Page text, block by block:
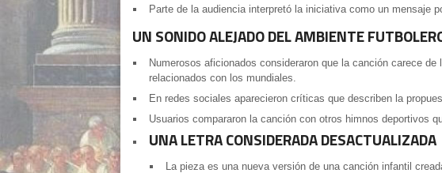
Parte de la audiencia interpretó la iniciativa como un mensaje
UN SONIDO ALEJADO DEL AMBIENTE
Numerosos aficionados consideraron que la canción carece
relacionados con los mundiales.
En redes sociales aparecieron críticas que describen la
Usuarios compararon la canción con otros himnos deportivos
UNA LETRA CONSIDERADA DESACTUALIZADA
La pieza es una nueva versión de una canción infantil